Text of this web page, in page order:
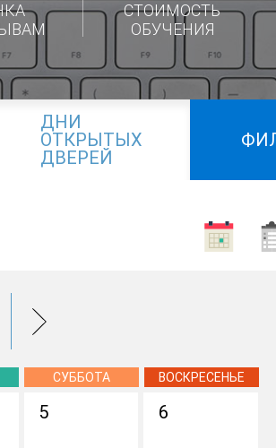
СТОИМОСТЬ
ОБУЧЕНИЯ
ДНИ
ОТКРЫТЫХ
ДВЕРЕЙ
СУББОТА ВОСКРЕСЕНЬЕ
5 6